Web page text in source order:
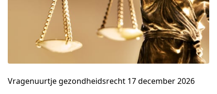
Vragenuurtje gezondheidsrecht 17 december 2026